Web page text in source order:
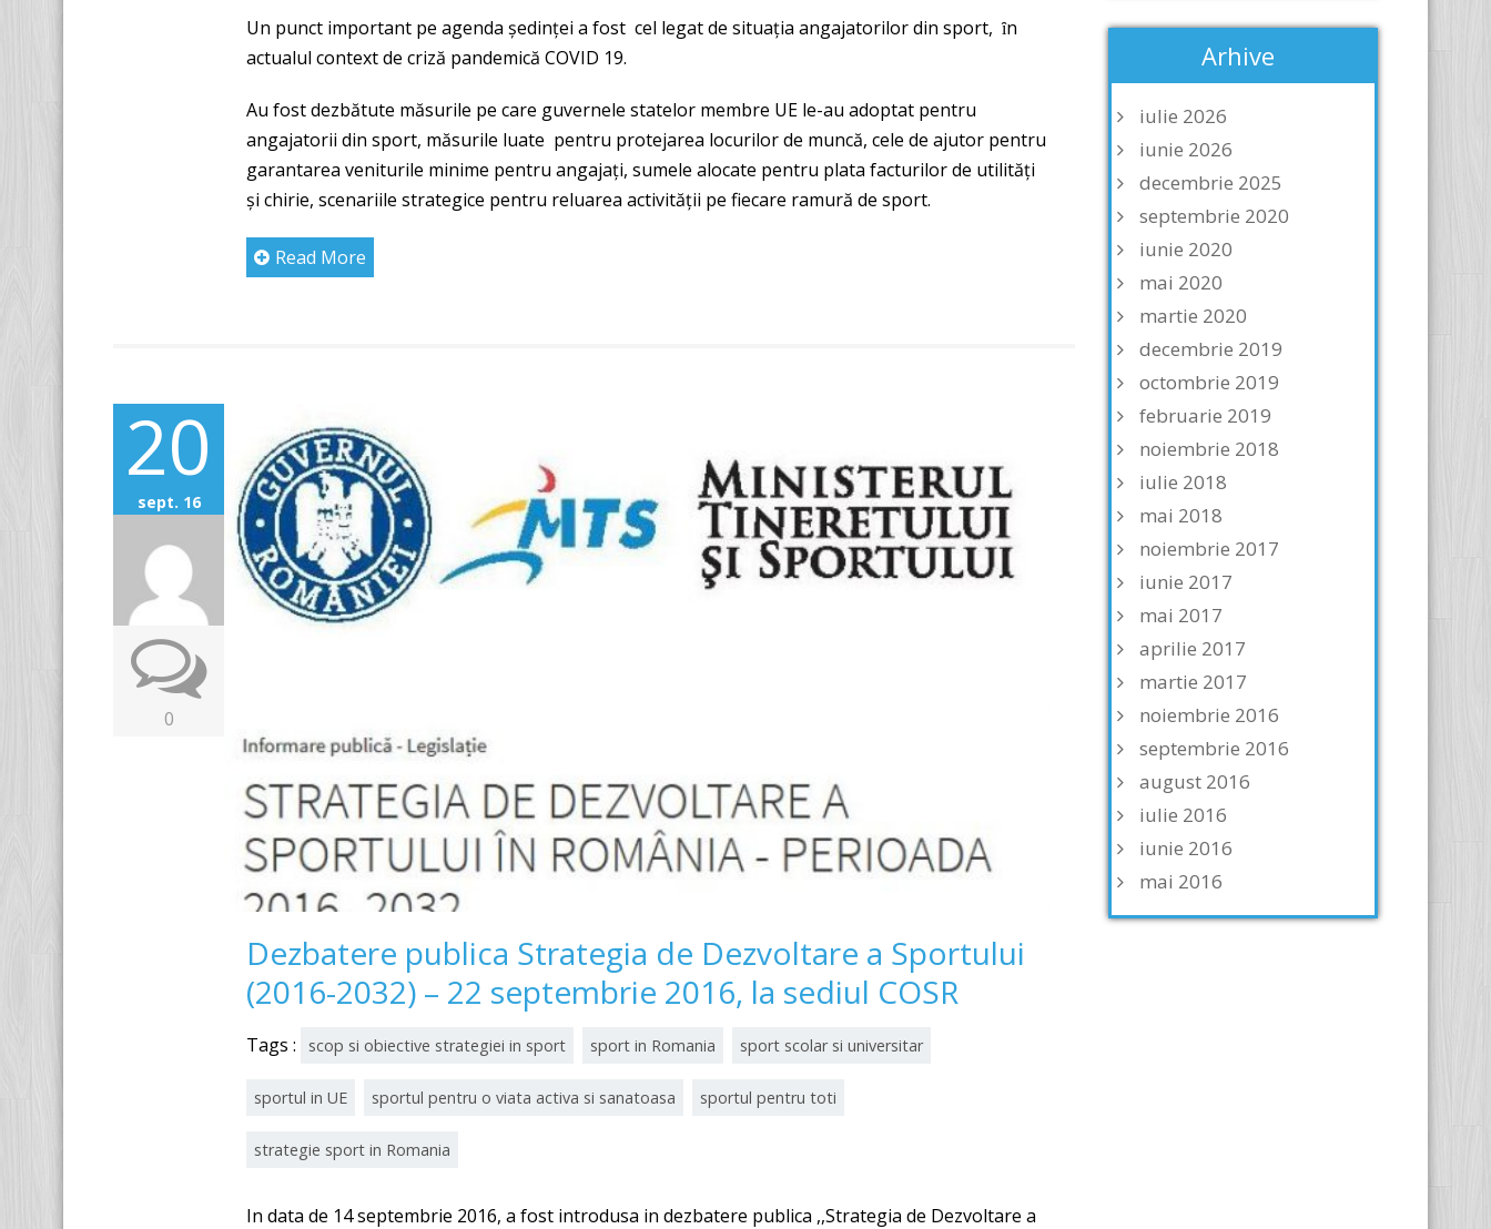
Un punct important pe agenda şedinței a fost cel legat de situația angajatorilor din sport, ȋn
actualul context de criză pandemică COVID 19.
Au fost dezbătute măsurile pe care guvernele statelor membre UE le-au adoptat pentru
angajatorii din sport, măsurile luate pentru protejarea locurilor de muncă, cele de ajutor pentru
garantarea veniturile minime pentru angajați, sumele alocate pentru plata facturilor de utilități
şi chirie, scenariile strategice pentru reluarea activității pe fiecare ramură de sport.
Read More
20
sept. 16
0
Dezbatere publica Strategia de Dezvoltare a Sportului
(2016-2032) – 22 septembrie 2016, la sediul COSR
Tags : scop si obiective strategiei in sport sport in Romania sport scolar si universitar
sportul in UE sportul pentru o viata activa si sanatoasa sportul pentru toti
strategie sport in Romania
In data de 14 septembrie 2016, a fost introdusa in dezbatere publica ,,Strategia de Dezvoltare a
Arhive
iulie 2026
iunie 2026
decembrie 2025
septembrie 2020
iunie 2020
mai 2020
martie 2020
decembrie 2019
octombrie 2019
februarie 2019
noiembrie 2018
iulie 2018
mai 2018
noiembrie 2017
iunie 2017
mai 2017
aprilie 2017
martie 2017
noiembrie 2016
septembrie 2016
august 2016
iulie 2016
iunie 2016
mai 2016